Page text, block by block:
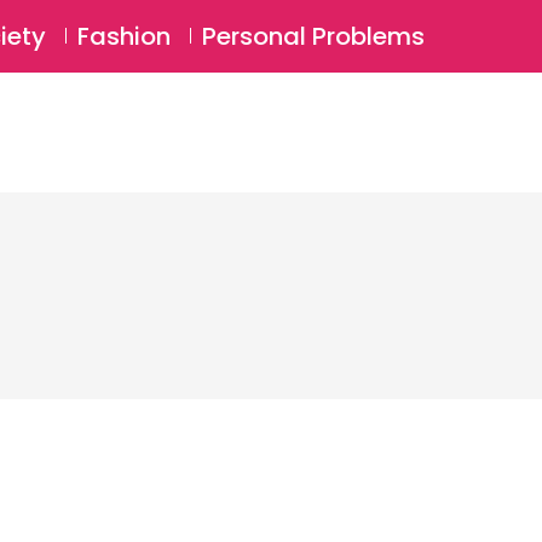
Login ⚲
Fashion Personal Problems